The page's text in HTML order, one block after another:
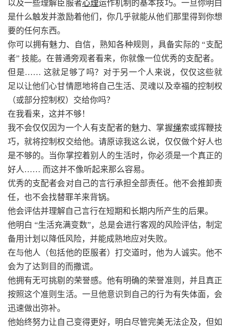
以及一些理解臣服者心理运作机制的基本技巧。一旦你明白
是什么触发并激励着他们，你几乎就能从他们那里得到你想
要的任何东西。
你可以拥有魅力、自信，熟知各种规则，具备实际的 “支配
者” 技能。在普通旁观者看来，你就像一位优秀的支配者。
但是…… 这就足够了吗？对于另一个人来说，仅仅这些就
足以让他们心甘情愿地将自己生活、灵魂以及幸福的控制权
（或部分控制权）交给你吗？
在我看来，这并不够！
我不会仅仅因为一个人有支配者的魅力、掌握绳索或挥鞭技
巧，就将控制权交给他。请原谅我这么说，仅仅做个好人也
是不够的。当你掌控着别人的生活时，你必须是一个真正的
好人…… 而这并不像听起来那么容易。
优秀的支配者会对自己的言行承担全部责任。他不会推卸责
任，也不会找替罪羊来背锅。
他会评估并理解自己言行在短期和长期内所产生的后果。
他明白 “生活充满变数”，总是会进行客观的风险评估，制定
备用计划以降低风险，并能成熟地应对失败。
在与他人（包括他的臣服者）打交道时，他为人诚实。他不
会为了达到目的而撒谎。
他拥有无可挑剔的荣誉感。他有明确的荣誉准则，并且真正
按照这个准则生活。一旦他意识到自己的行为有失体面，会
迅速做出弥补。
他始终努力让自己变得更好，明白尽管完美无法企及，但如